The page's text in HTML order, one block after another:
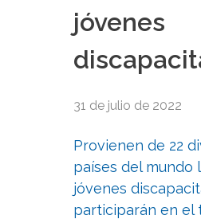
jóvenes
31 de julio de 2022
Provienen de 22
países del mundo
jóvenes
participarán en el